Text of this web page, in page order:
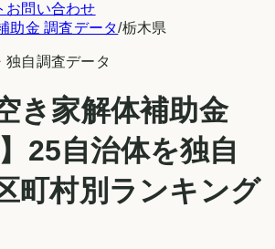
お問い合わせ
助金 調査データ/栃木県
独自調査データ
き家解体補助金
25自治体を独自
町村別ランキング